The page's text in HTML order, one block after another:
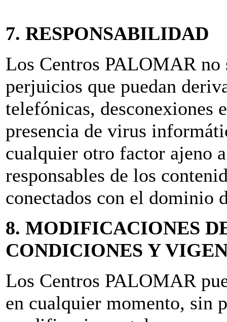
7. RESPONSABILIDAD
Los Centros PALOMAR no
perjuicios que puedan
telefónicas, desconexiones
presencia de virus
cualquier otro factor ajeno
responsables de los
conectados con el dominio
8. MODIFICACIONES
CONDICIONES Y
Los Centros PALOMAR
en cualquier momento, sin